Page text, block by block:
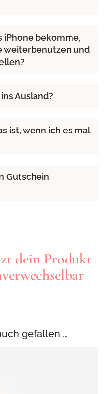
iPhone bekomme,
weiterbenutzen und
Ausland?
ist, wenn ich es mal
Gutschein
dein Produkt
gefallen …